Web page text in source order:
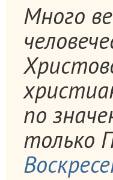
Много
по
только